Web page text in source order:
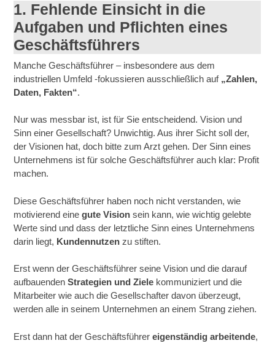
1. Fehlende Einsicht in die
Aufgaben und Pflichten eines
Geschäftsführers
Manche Geschäftsführer – insbesondere aus dem
industriellen Umfeld -fokussieren ausschließlich auf„Zahlen,
Daten, Fakten“.
Nur was messbar ist, ist für Sie entscheidend. Vision und
Sinn einer Gesellschaft? Unwichtig. Aus ihrer Sicht soll der,
der Visionen hat, doch bitte zum Arzt gehen. Der Sinn eines
Unternehmens ist für solche Geschäftsführer auch klar: Profit
machen.
Diese Geschäftsführer haben noch nicht verstanden, wie
motivierend eine gute Visionsein kann, wie wichtig gelebte
Werte sind und dass der letztliche Sinn eines Unternehmens
darin liegt, Kundennutzenzu stiften.
Erst wenn der Geschäftsführer seine Vision und die darauf
aufbauenden Strategien und Zielekommuniziert und die
Mitarbeiter wie auch die Gesellschafter davon überzeugt,
werden alle in seinem Unternehmen an einem Strang ziehen.
Erst dann hat der Geschäftsführer eigenständig arbeitende,